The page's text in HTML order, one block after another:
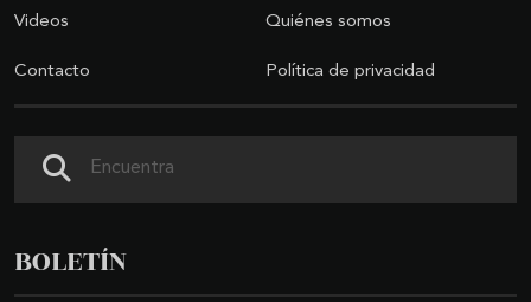
Videos Quiénes somos
Contacto Política de privacidad
BOLETÍN